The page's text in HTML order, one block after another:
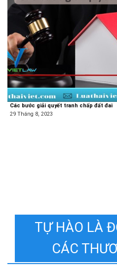
Các bước giải quyết tranh chấp đất đai
29 Tháng 8, 2023
TỰ HÀO LÀ
CÁC